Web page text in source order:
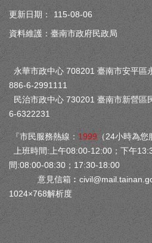
更新日期：
115-08-06
資料維護：臺南市政府民政局
永華市政中心 708201 臺南市安平區
886-6-2991111
民治市政中心 730201 臺南市新
6-6322231
『市民服務熱線： 1999 （24小時為您
上班時間:上午08:00-12:00；下午
間:08:00-08:30；17:30-18:00
意見信箱︰
1024×768解析度